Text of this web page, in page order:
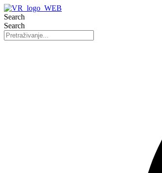
Search
Search